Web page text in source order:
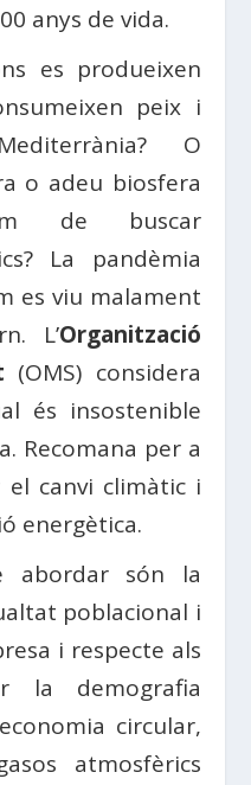
anys de vida.
es produeixen
peix i
O
o adeu biosfera
de buscar
La pandèmia
es viu malament
L’Organització
(OMS) considera
és insostenible
Recomana per a
canvi climàtic i
energètica.
abordar són la
poblacional i
i respecte als
la demografia
circular,
atmosfèrics